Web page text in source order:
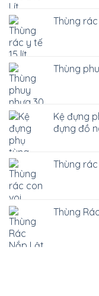
Thùng
Thùng
Kệ đựng
đựng đồ
Thùng
Thùng